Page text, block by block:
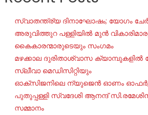
സ്വാതന്ത്ര്യ ദിനാഘോഷം; യോഗം
അരുവിത്തുറ പള്ളിയിൽ മുൻ
കൈകാരന്മാരുടെയും സംഗമം
മഴക്കാല ദുരിതാശ്വാസ ക്യാമ്പുകളിൽ
സ്ലീവാ മെഡിസിറ്റിയും
ഓക്‌സിജനിലെ ന്യുജെന്‍ ഓണം ഓഫര്‍;
പുതുപ്പള്ളി സ്വദേശി ആനന്ദ്
സമ്മാനം